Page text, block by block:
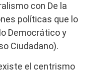
con De la
políticas que lo
Democrático y
Ciudadano).
el centrismo